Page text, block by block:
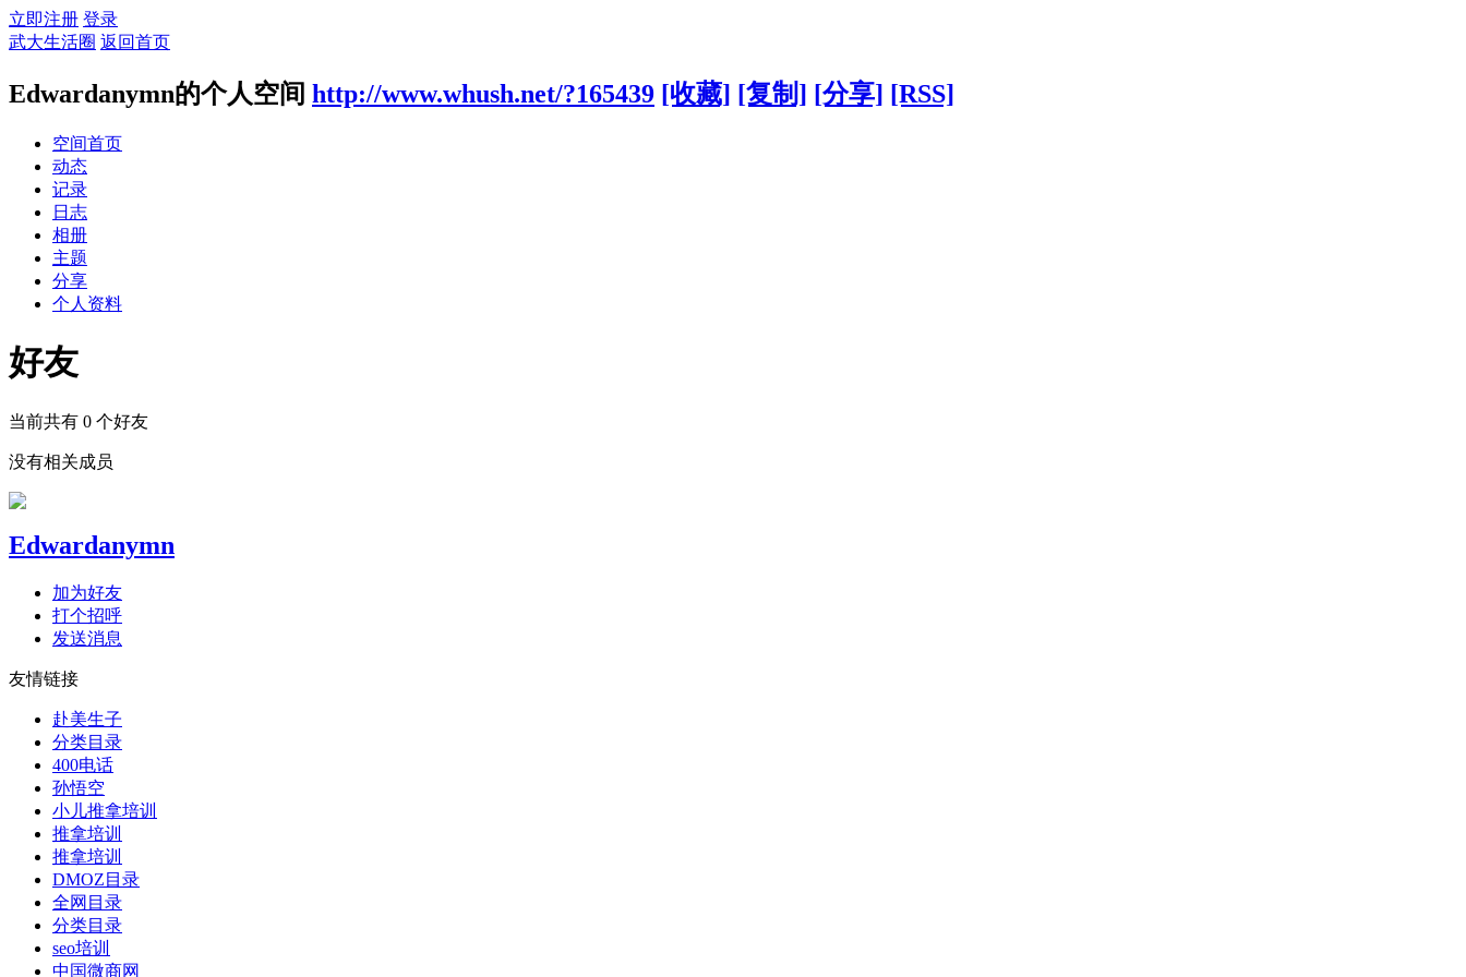
立即注册 登录
武大生活圈 返回首页
Edwardanymn的个人空间 http://www.whush.net/?165439 [收藏] [复制] [分享] [RSS]
空间首页
动态
记录
日志
相册
主题
分享
个人资料
好友
当前共有 0 个好友
没有相关成员
Edwardanymn
加为好友
打个招呼
发送消息
友情链接
赴美生子
分类目录
400电话
孙悟空
小儿推拿培训
推拿培训
推拿培训
DMOZ目录
全网目录
分类目录
seo培训
中国微商网